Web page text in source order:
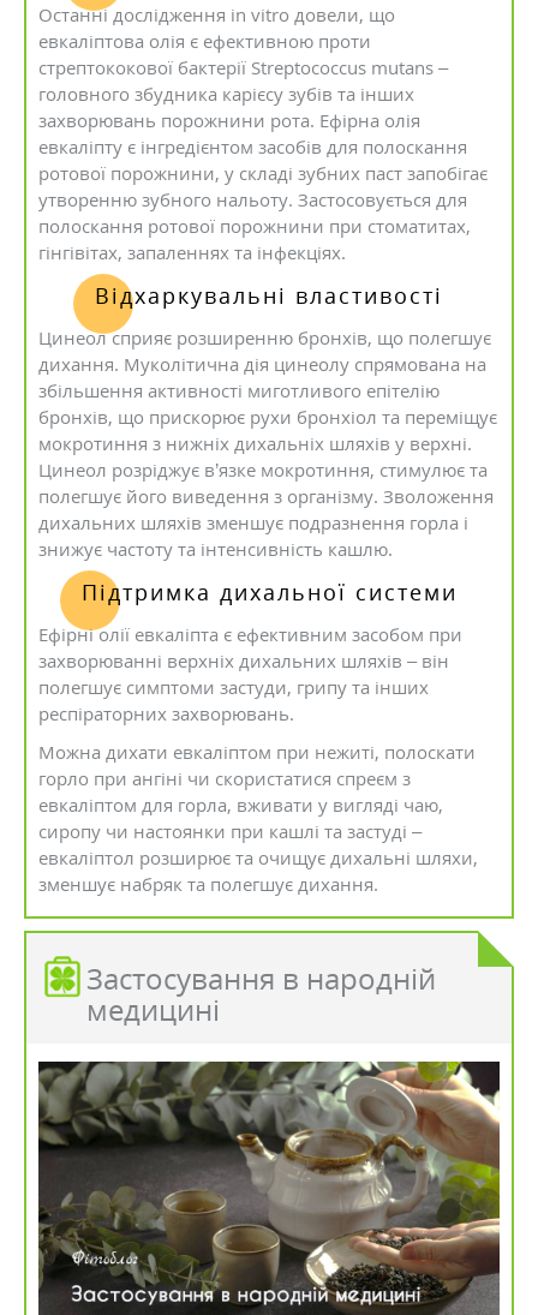
Останні дослідження in vitro довели, що
евкаліптова олія є ефективною проти
стрептококової бактерії Streptococcus mutans –
головного збудника карієсу зубів та інших
захворювань порожнини рота. Ефірна олія
евкаліпту є інгредієнтом засобів для полоскання
ротової порожнини, у складі зубних паст запобігає
утворенню зубного нальоту. Застосовується для
полоскання ротової порожнини при стоматитах,
гінгівітах, запаленнях та інфекціях.
Відхаркувальні властивості
Цинеол сприяє розширенню бронхів, що полегшує
дихання. Муколітична дія цинеолу спрямована на
збільшення активності миготливого епітелію
бронхів, що прискорює рухи бронхіол та переміщує
мокротиння з нижніх дихальніх шляхів у верхні.
Цинеол розріджує в’язке мокротиння, стимулює та
полегшує його виведення з організму. Зволоження
дихальних шляхів зменшує подразнення горла і
знижує частоту та інтенсивність кашлю.
Підтримка дихальної системи
Ефірні олії евкаліпта є ефективним засобом при
захворюванні верхніх дихальних шляхів – він
полегшує симптоми застуди, грипу та інших
респіраторних захворювань.
Можна дихати евкаліптом при нежиті, полоскати
горло при ангіні чи скористатися спреєм з
евкаліптом для горла, вживати у вигляді чаю,
сиропу чи настоянки при кашлі та застуді –
евкаліптол розширює та очищує дихальні шляхи,
зменшує набряк та полегшує дихання.
Застосування в народній
медицині